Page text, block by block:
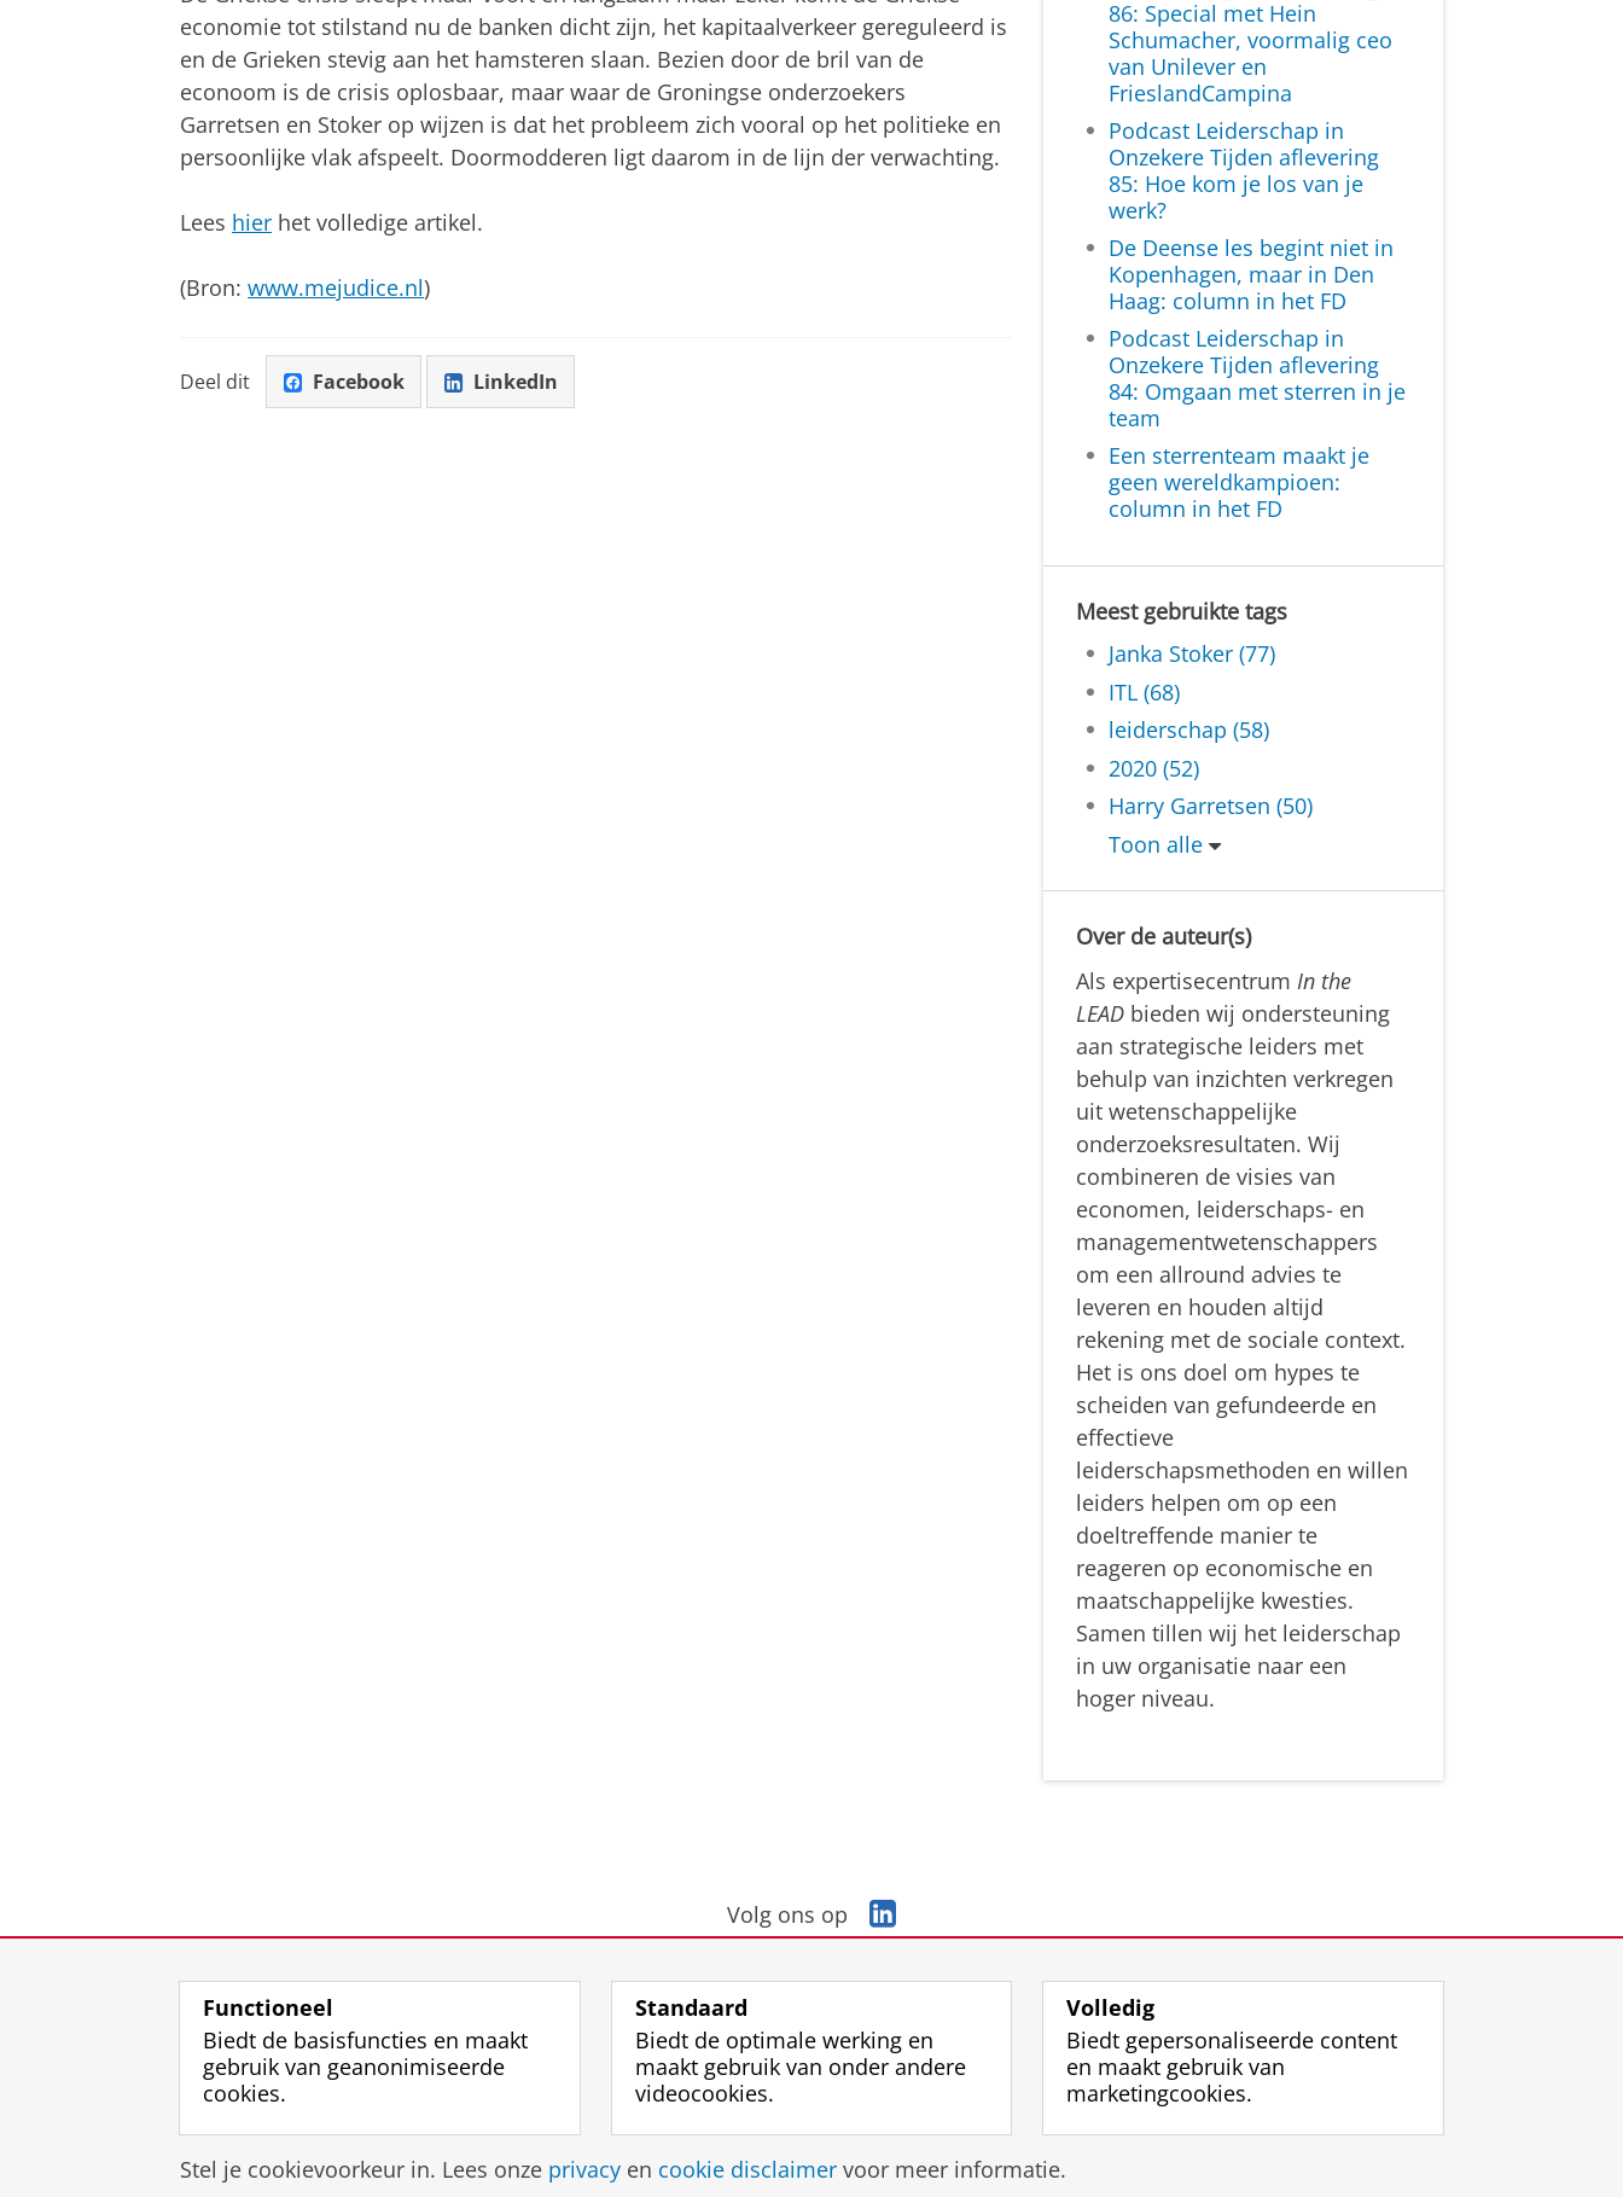
economie tot stilstand nu de banken dicht zijn, het kapitaalverkeer gereguleerd is
en de Grieken stevig aan het hamsteren slaan. Bezien door de bril van de
econoom is de crisis oplosbaar, maar waar de Groningse onderzoekers
Garretsen en Stoker op wijzen is dat het probleem zich vooral op het politieke en
persoonlijke vlak afspeelt. Doormodderen ligt daarom in de lijn der verwachting.
Lees hier het volledige artikel.
(Bron: www.mejudice.nl)
Deel dit Facebook LinkedIn
86: Special met Hein
Schumacher, voormalig ceo
van Unilever en
FrieslandCampina
Podcast Leiderschap in
Onzekere Tijden aflevering
85: Hoe kom je los van je
werk?
De Deense les begint niet in
Kopenhagen, maar in Den
Haag: column in het FD
Podcast Leiderschap in
Onzekere Tijden aflevering
84: Omgaan met sterren in je
team
Een sterrenteam maakt je
geen wereldkampioen:
column in het FD
Meest gebruikte tags
Janka Stoker (77)
ITL (68)
leiderschap (58)
2020 (52)
Harry Garretsen (50)
Toon alle
Over de auteur(s)
Als expertisecentrumIn the
LEAD bieden wij ondersteuning
aan strategische leiders met
behulp van inzichten verkregen
uit wetenschappelijke
onderzoeksresultaten. Wij
combineren de visies van
economen, leiderschaps- en
managementwetenschappers
om een allround advies te
leveren en houden altijd
rekening met de sociale context.
Het is ons doel om hypes te
scheiden van gefundeerde en
effectieve
leiderschapsmethoden en willen
leiders helpen om op een
doeltreffende manier te
reageren op economische en
maatschappelijke kwesties.
Samen tillen wij het leiderschap
in uw organisatie naar een
hoger niveau.
Volg ons op
i
d
I
a
Disclaimer & Copyright Privacy Cookies Inloggen
Functioneel
Biedt de basisfuncties en maakt
gebruik van geanonimiseerde
cookies.
Standaard
Biedt de optimale werking en
maakt gebruik van onder andere
videocookies.
Volledig
Biedt gepersonaliseerde content
en maakt gebruik van
marketingcookies.
Stel je cookievoorkeur in. Lees onze privacy en cookie disclaimer voor meer informatie.